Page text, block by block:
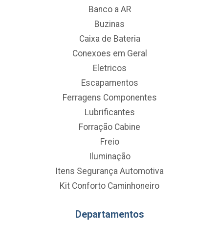
Banco a AR
Buzinas
Caixa de Bateria
Conexoes em Geral
Eletricos
Escapamentos
Ferragens Componentes
Lubrificantes
Forração Cabine
Freio
Iluminação
Itens Segurança Automotiva
Kit Conforto Caminhoneiro
Departamentos